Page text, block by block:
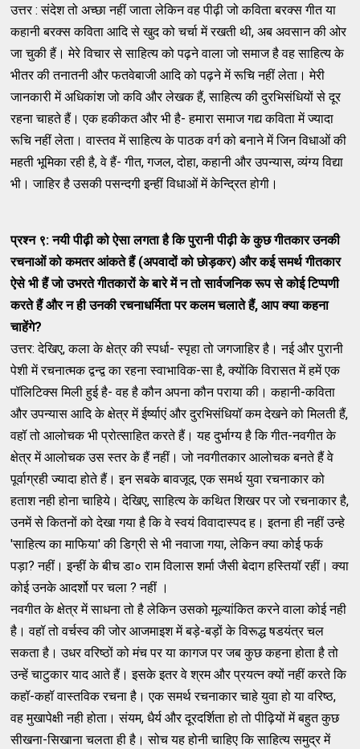
उत्तर : संदेश तो अच्छा नहीं जाता लेकिन वह पीढ़ी जो कविता बरक्स गीत या
कहानी बरक्स कविता आदि से खुद को चर्चा में रखती थी, अब अवसान की ओर
जा चुकी हैं। मेरे विचार से साहित्य को पढ़ने वाला जो समाज है वह साहित्य के
भीतर की तनातनी और फतवेबाजी आदि को पढ़ने में रूचि नहीं लेता। मेरी
जानकारी में अधिकांश जो कवि और लेखक हैं, साहित्य की दुरभिसंधियों से दूर
रहना चाहते हैं। एक हकीकत और भी है- हमारा समाज गद्य कविता में ज्यादा
रूचि नहीं लेता। वास्तव में साहित्य के पाठक वर्ग को बनाने में जिन विधाओं की
महती भूमिका रही है, वे हैं- गीत, गजल, दोहा, कहानी और उपन्यास, व्यंग्य विद्या
भी। जाहिर है उसकी पसन्दगी इन्हीं विधाओं में केन्द्रित होगी।
प्रश्न ९: नयी पीढ़ी को ऐसा लगता है कि पुरानी पीढ़ी के कुछ गीतकार उनकी
रचनाओं को कमतर आंकते हैं (अपवादों को छोड़कर) और कई समर्थ गीतकार
ऐसे भी हैं जो उभरते गीतकारों के बारे में न तो सार्वजनिक रूप से कोई टिप्पणी
करते हैं और न ही उनकी रचनाधर्मिता पर कलम चलाते हैं,आप क्या कहना
चाहेंगे?
उत्तर: देखिए, कला के क्षेत्र की स्पर्धा- स्पृहा तो जगजाहिर है। नई और पुरानी
पेशी में रचनात्मक द्वन्द्व का रहना स्वाभाविक-सा है, क्योंकि विरासत में हमें एक
पॉलिटिक्स मिली हुई है- वह है कौन अपना कौन पराया की। कहानी-कविता
और उपन्यास आदि के क्षेत्र में ईर्ष्याएं और दुरभिसंधियॉ कम देखने को मिलती हैं,
वहॉ तो आलोचक भी प्रोत्साहित करते हैं। यह दुर्भाग्य है कि गीत-नवगीत के
क्षेत्र में आलोचक उस स्तर के हैं नहीं। जो नवगीतकार आलोचक बनते हैं वे
पूर्वाग्रही ज्यादा होते हैं। इन सबके बावजूद, एक समर्थ युवा रचनाकार को
हताश नही होना चाहिये। देखिए, साहित्य के कथित शिखर पर जो रचनाकार है,
उनमें से कितनों को देखा गया है कि वे स्वयं विवादास्पद ह। इतना ही नहीं उन्हे
'साहित्य का माफिया' की डिग्री से भी नवाजा गया, लेकिन क्या कोई फर्क
पड़ा? नहीं। इन्हीं के बीच डा० राम विलास शर्मा जैसी बेदाग हस्तियॉ रहीं। क्या
कोई उनके आदर्शो पर चला ? नहीं ।
नवगीत के क्षेत्र में साधना तो है लेकिन उसको मूल्यांकित करने वाला कोई नही
है। वहॉ तो वर्चस्व की जोर आजमाइश में बड़े-बड़ों के विरूद्ध षडयंत्र चल
सकता है। उधर वरिष्ठों को मंच पर या कागज पर जब कुछ कहना होता है तो
उन्हें चाटुकार याद आते हैं। इसके इतर वे श्रम और प्रयत्न क्यों नहीं करते कि
कहॉ-कहॉ वास्तविक रचना है। एक समर्थ रचनाकार चाहे युवा हो या वरिष्ठ,
वह मुखापेक्षी नही होता। संयम, धैर्य और दूरदर्शिता हो तो पीढ़ियों में बहुत कुछ
सीखना-सिखाना चलता ही है। सोच यह होनी चाहिए कि साहित्य समुद्र में